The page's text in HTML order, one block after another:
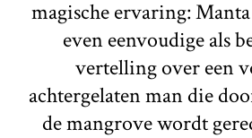
magische ervaring:
even eenvoudige als
vertelling over een
achtergelaten man die
de mangrove wordt